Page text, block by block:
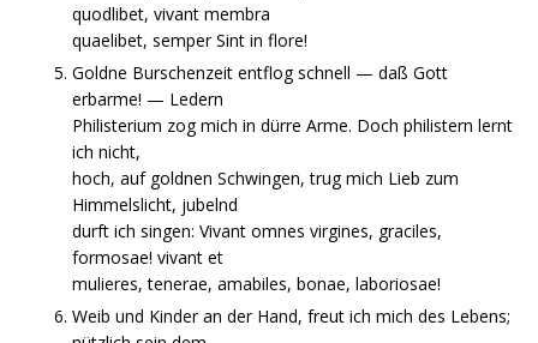
quodlibet, vivant membra
quaelibet, semper Sint in flore!
Goldne Burschenzeit entflog schnell — daß Gott
erbarme! — Ledern
Philisterium zog mich in dürre Arme. Doch philistern lernt
ich nicht,
hoch, auf goldnen Schwingen, trug mich Lieb zum
Himmelslicht, jubelnd
durft ich singen: Vivant omnes virgines, graciles,
formosae! vivant et
mulieres, tenerae, amabiles, bonae, laboriosae!
Weib und Kinder an der Hand, freut ich mich des Lebens;